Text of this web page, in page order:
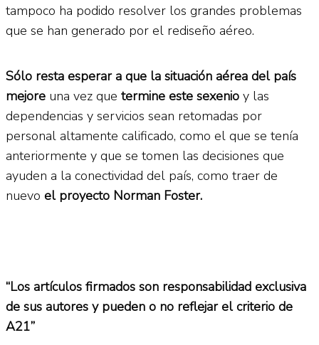
tampoco ha podido resolver los grandes problemas
que se han generado por el rediseño aéreo.
Sólo resta esperar a que la situación aérea del país
mejore una vez que termine este sexenio y las
dependencias y servicios sean retomadas por
personal altamente calificado, como el que se tenía
anteriormente y que se tomen las decisiones que
ayuden a la conectividad del país, como traer de
nuevo el proyecto Norman Foster.
“Los artículos firmados son responsabilidad exclusiva
de sus autores y pueden o no reflejar el criterio de
A21”